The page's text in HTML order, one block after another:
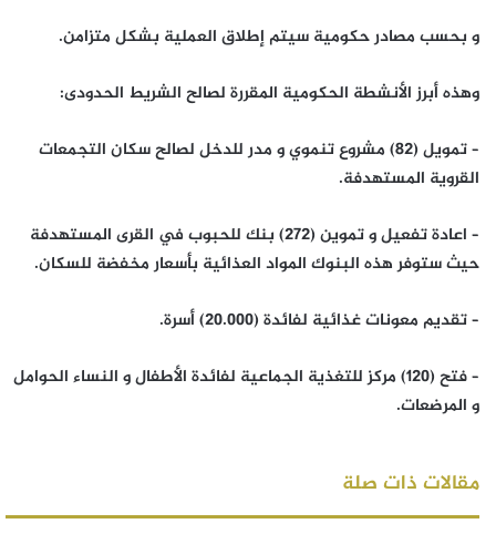
و بحسب مصادر حكومية سيتم إطلاق العملية بشكل متزامن.
وهذه أبرز الأنشطة الحكومية المقررة لصالح الشريط الحدودى:
– تمويل (82) مشروع تنموي و مدر للدخل لصالح سكان التجمعات
القروية المستهدفة.
– اعادة تفعيل و تموين (272) بنك للحبوب في القرى المستهدفة
حيث ستوفر هذه البنوك المواد العذائية بأسعار مخفضة للسكان.
– تقديم معونات غذائية لفائدة (20.000) أسرة.
– فتح (120) مركز للتغذية الجماعية لفائدة الأطفال و النساء الحوامل
و المرضعات.
مقالات ذات صلة